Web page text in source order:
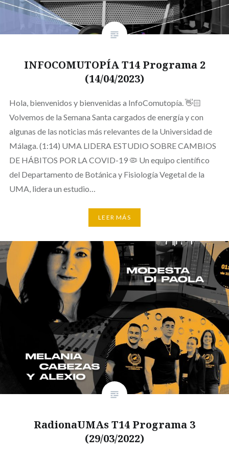
INFOCOMUTOPÍA T14 Programa 2
(14/04/2023)
Hola, bienvenidos y bienvenidas a InfoComutopía. 👋🏻
Volvemos de la Semana Santa cargados de energía y con
algunas de las noticias más relevantes de la Universidad de
Málaga. (1:14) UMA LIDERA ESTUDIO SOBRE CAMBIOS
DE HÁBITOS POR LA COVID-19 🦠 Un equipo científico
del Departamento de Botánica y Fisiología Vegetal de la
UMA, lidera un estudio…
LEER MÁS
RadionaUMAs T14 Programa 3
(29/03/2022)